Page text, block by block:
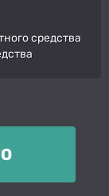
средства